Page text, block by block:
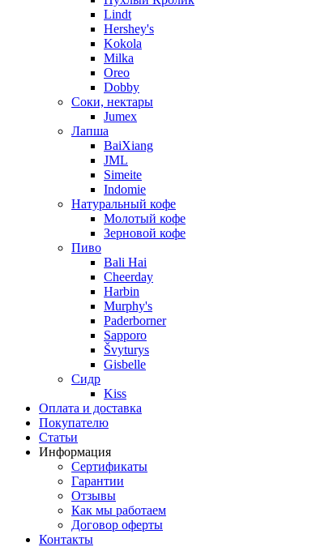
Lindt
Hershey's
Kokola
Milka
Oreo
Dobby
Соки, нектары
Jumex
Лапша
BaiXiang
JML
Simeite
Indomie
Натуральный кофе
Молотый кофе
Зерновой кофе
Пиво
Bali Hai
Cheerday
Harbin
Murphy's
Paderborner
Sapporo
Švyturys
Gisbelle
Сидр
Kiss
Оплата и доставка
Покупателю
Статьи
Информация
Сертификаты
Гарантии
Отзывы
Как мы работаем
Договор оферты
Контакты